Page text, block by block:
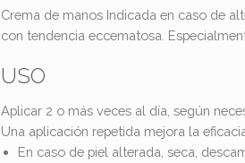
​Crema de manos Indicada en caso de
con tendencia eccematosa.
USO
​Aplicar 2 o más veces al día, según
Una aplicación repetida mejora la
En caso de piel alterada, seca,